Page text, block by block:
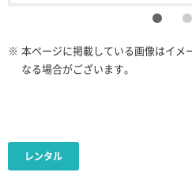
※ 本ページに掲載している画像はイメ
なる場合がございます。